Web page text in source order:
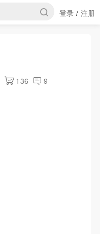
登录 / 注册
136 9